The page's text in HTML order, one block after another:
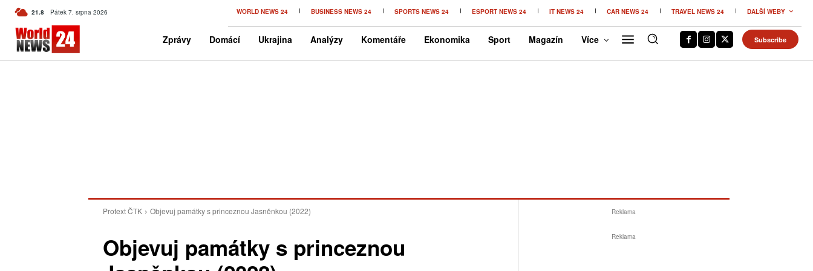
21.8 C Czech
Pátek 7. srpna 2026 WORLD NEWS 24 BUSINESS NEWS 24 SPORTS NEWS 24 ESPORT NEWS 24 IT NEWS 24 CAR NEWS 24 TRAVEL NEWS 24 DALŠÍ WEBY
Zprávy Domácí Ukrajina Analýzy Komentáře Ekonomika Sport Magazín Více Subscribe
Protext ČTK Objevuj památky s princeznou Jasněnkou (2022)
Objevuj památky s princeznou
Reklama
Reklama